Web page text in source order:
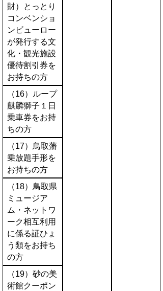
財）とっとり
コンベンショ
ンビューロー
が発行する文
化・観光施設
優待割引券を
お持ちの方
（16）ループ
麒麟獅子１日
乗車券をお持
ちの方
（17）鳥取藩
乗放題手形を
お持ちの方
（18）鳥取県
ミュージア
ム・ネットワ
ーク相互利用
に係る証ひょ
う類をお持ち
の方
（19）砂の美
術館クーポン